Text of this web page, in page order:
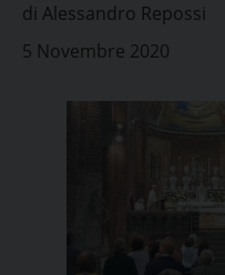
di Alessandro Repossi
5 Novembre 2020